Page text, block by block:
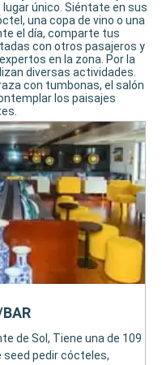
único. Siéntate en sus
una copa de vino o una
el día, comparte tus
con otros pasajeros y
en la zona. Por la
diversas actividades.
con tumbonas, el salón
los paisajes
de Sol, Tiene una de 109
seed pedir cócteles,